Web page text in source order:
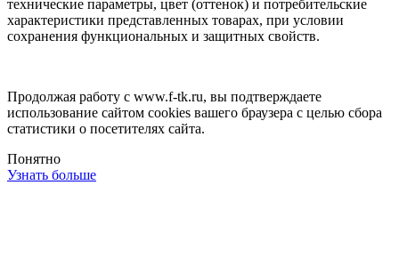
технические параметры, цвет (оттенок) и потребительские
характеристики представленных товарах, при условии
сохранения функциональных и защитных свойств.
Продолжая работу с www.f-tk.ru, вы подтверждаете
использование сайтом cookies вашего браузера с целью сбора
статистики о посетителях сайта.
Понятно
Узнать больше